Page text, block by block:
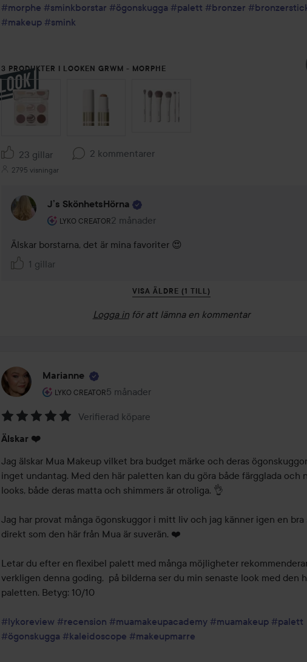
#morphe #sminkborstar #ögonskugga #palett #bronzer
#makeup #smink
3 PRODUKTER I LOOKEN GRWM - MORPHE
HOPPA ÖVER SEKTIONEN
23 gillar 2 kommentarer
2795 visningar
J’s SkönhetsHörna
LYKO CREATOR
Användarens roll: Lyko Creator.
2 månader
Kommentaren lades 2 månader
Älskar borstarna, det är mina favoriter 😍
1 gillar
VISA ÄLDRE (1 TILL)
Logga in för att lämna en kommentar
Marianne
LYKO CREATOR
Användarens roll: Lyko Creator.
5 månader
Inlägget skapades 5 månader
5
av
5
Verifierad köpare
Älskar ❤️
Jag älskar Mua Makeup vilket bra budget märke och deras
inget undantag. Med den här paletten kan du göra både färgglada och
looks, både deras matta och shimmers är otroliga. 👌
Jag har provat många ögonskuggor i mitt liv och jag känner igen en bra
direkt som den här från Mua är suverän. ❤️
Letar du efter en flexibel palett med många möjligheter
verkligen denna goding,  på bilderna ser du min senaste look med den
paletten. Betyg: 10/10
#lykoreview #recension #muamakeupacademy #muamakeup #palett
#ögonskugga #kaleidoscope #makeupmarre